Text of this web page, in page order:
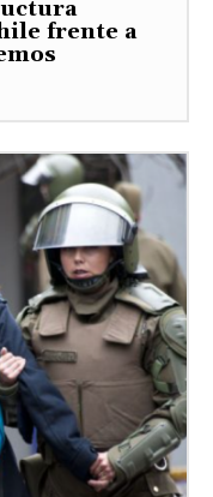
frente a